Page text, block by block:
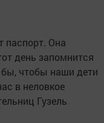
паспорт. Она
день запомнится
чтобы наши дети
в неловкое
Гузель